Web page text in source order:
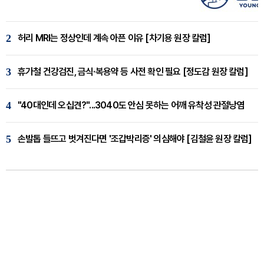
2 허리 MRI는 정상인데 계속 아픈 이유 [차기용 원장 칼럼]
3 휴가철 건강검진, 금식·복용약 등 사전 확인 필요 [정도감 원장 칼럼]
4 "40대인데 오십견?"...3040도 안심 못하는 어깨 유착성 관절낭염
5 손발톱 들뜨고 벗겨진다면 '조갑박리증' 의심해야 [김철윤 원장 칼럼]